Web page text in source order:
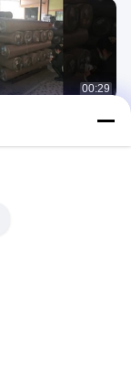
00:29